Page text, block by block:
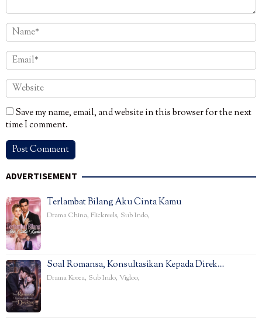
Save my name, email, and website in this browser for the next
time I comment.
ADVERTISEMENT
Terlambat Bilang Aku Cinta Kamu
Drama China, Flickreels, Sub Indo,
Soal Romansa, Konsultasikan Kepada Direk…
Drama Korea, Sub Indo, Vigloo,